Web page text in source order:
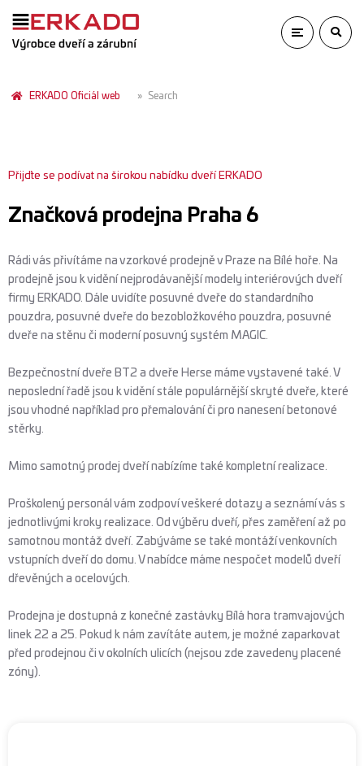
ERKADO Oficiál web Search
Přijďte se podívat na širokou nabídku dveří ERKADO
Značková prodejna Praha 6
Rádi vás přivítáme na vzorkové prodejně v Praze na Bílé hoře. Na
prodejně jsou k vidění nejprodávanější modely interiérových dveří
firmy ERKADO. Dále uvidíte posuvné dveře do standardního
pouzdra, posuvné dveře do bezobložkového pouzdra, posuvné
dveře na stěnu či moderní posuvný systém MAGIC.
Bezpečnostní dveře BT2 a dveře Herse máme vystavené také. V
neposlední řadě jsou k vidění stále populárnější skryté dveře, které
jsou vhodné například pro přemalování či pro nanesení betonové
stěrky.
Mimo samotný prodej dveří nabízíme také kompletní realizace.
Proškolený personál vám zodpoví veškeré dotazy a seznámí vás s
jednotlivými kroky realizace. Od výběru dveří, přes zaměření až po
samotnou montáž dveří. Zabýváme se také montáží venkovních
vstupních dveří do domu. V nabídce máme nespočet modelů dveří
dřevěných a ocelových.
Prodejna je dostupná z konečné zastávky Bílá hora tramvajových
linek 22 a 25. Pokud k nám zavítáte autem, je možné zaparkovat
před prodejnou či v okolních ulicích (nejsou zde zavedeny placené
zóny).